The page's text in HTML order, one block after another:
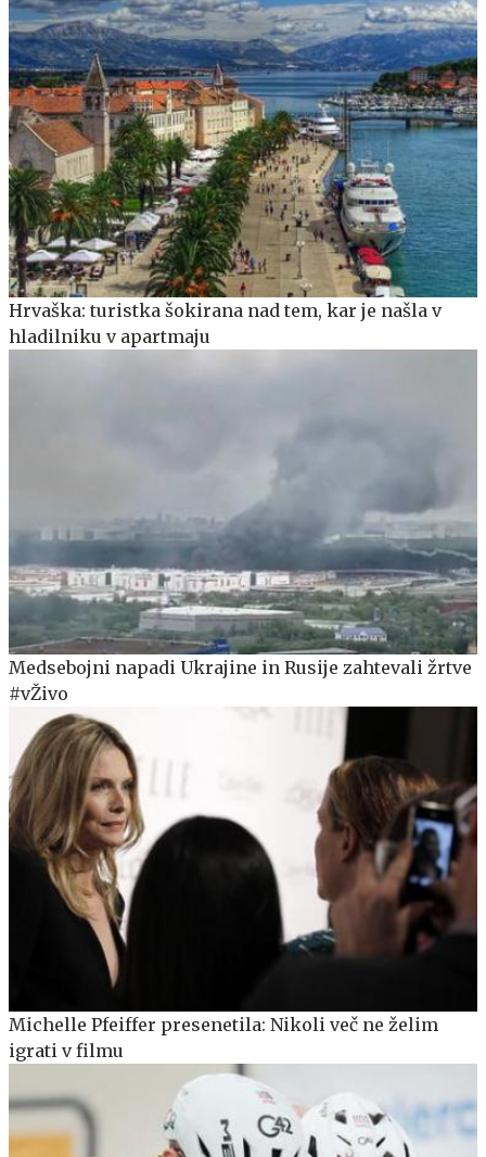
Hrvaška: turistka šokirana nad tem, kar je našla v
hladilniku v apartmaju
Medsebojni napadi Ukrajine in Rusije zahtevali žrtve
#vŽivo
Michelle Pfeiffer presenetila: Nikoli več ne želim
igrati v filmu